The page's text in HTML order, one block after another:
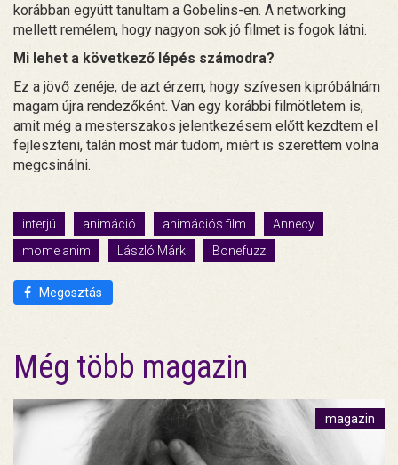
korábban együtt tanultam a Gobelins-en. A networking
mellett remélem, hogy nagyon sok jó filmet is fogok látni.
Mi lehet a következő lépés számodra?
Ez a jövő zenéje, de azt érzem, hogy szívesen kipróbálnám
magam újra rendezőként. Van egy korábbi filmötletem is,
amit még a mesterszakos jelentkezésem előtt kezdtem el
fejleszteni, talán most már tudom, miért is szerettem volna
megcsinálni.
interjú animáció animációs film
Annecy
mome anim
László Márk Bonefuzz
Megosztás
Még több magazin
magazin